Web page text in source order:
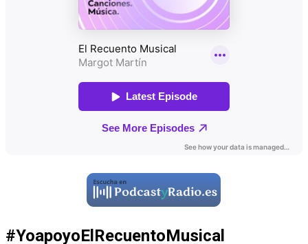
#YoapoyoElRecuentoMusical